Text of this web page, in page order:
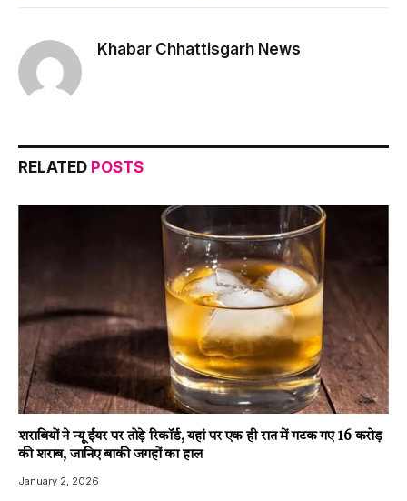
Khabar Chhattisgarh News
RELATED POSTS
शराबियों ने न्यू ईयर पर तोड़े रिकॉर्ड, यहां पर एक ही रात में गटक गए 16 करोड़
की शराब, जानिए बाकी जगहों का हाल
January 2, 2026